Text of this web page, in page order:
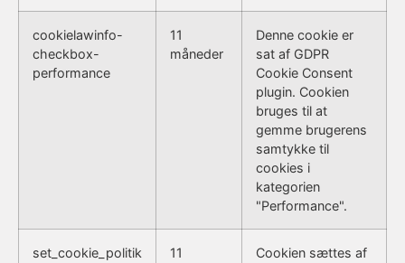
cookielawinfo-
checkbox-
performance
11
måneder
Denne cookie er
sat af GDPR
Cookie Consent
plugin. Cookien
bruges til at
gemme brugerens
samtykke til
cookies i
kategorien
"Performance".
set_cookie_politik
11
Cookien sættes af